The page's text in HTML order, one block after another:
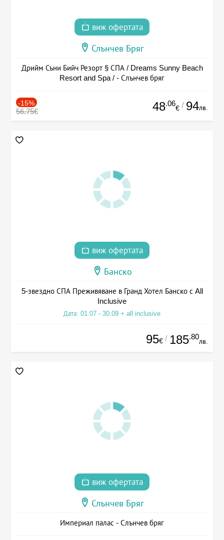
виж офертата
Слънчев Бряг
Дрийм Съни Бийч Резорт § СПА / Dreams Sunny Beach
Resort and Spa / - Слънчев бряг
-15%
56.75€ 48.06
€ / 94лв.
виж офертата
Банско
5-звездно СПА Преживяване в Гранд Хотел Банско с All
Inclusive
Дата: 01.07 - 30.09 + all inclusive
95€ / 185.80
лв.
виж офертата
Слънчев Бряг
Империал палас - Слънчев бряг